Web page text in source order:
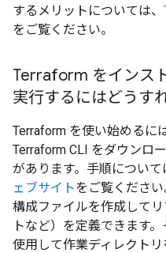
するメリットについては、
をご覧ください。
Terraform をインス
実行するにはどうす
Terraform を使い始めるに
Terraform CLI をダウンロ
があります。手順について
ェブサイトをご覧くださ
構成ファイルを作成して
トなど）を定義できます。
使用して作業ディレクトリ